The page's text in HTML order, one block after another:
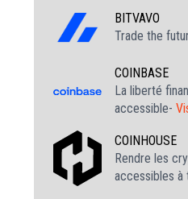
BITVAVO
Trade the
COINBASE
La liberté
accessible-
COINHOUSE
Rendre les
accessibles à